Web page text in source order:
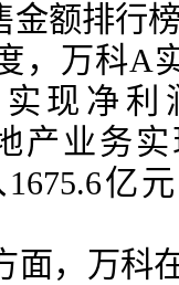
金额排行
万科A实
实现净
产业务
亿
，万科